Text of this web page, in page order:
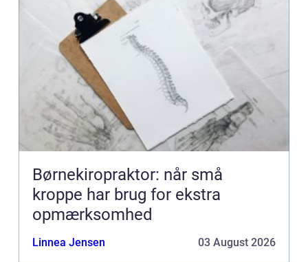
Børnekiropraktor: når små
kroppe har brug for ekstra
opmærksomhed
Linnea Jensen 03 August 2026